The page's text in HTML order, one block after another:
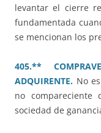
levantar el cierre
fundamentada
se mencionan los
405.**
ADQUIRENTE. No
no
sociedad de